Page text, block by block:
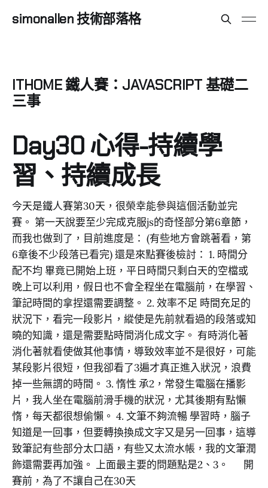
simonallen 技術部落格
ITHOME 鐵人賽：JAVASCRIPT 基礎二
三事
Day30 心得-持續學
習、持續成長
今天是鐵人賽第30天，很榮幸能參與這個活動並完
賽。 第一天說要至少完成克服js的奇怪部分第6章節，
而我也做到了，目前進度是： (有些地方會跳著看，第
6章後不少段落已看完) 還是來點賽後檢討： 1. 時間分
配不均 畢竟已開始上班，平日時間只剩白天的空檔或
晚上可以利用，假日也不會全程坐在電腦前，在學習、
筆記時間的拿捏還需要調整。 2. 效率不足 時間充足的
狀況下，看完一段影片，縱使是先前就看過的段落或知
曉的知識，還是需要點時間消化成文字。 有時消化著
消化著就看使做其他事情，導致效率並不是很好，可能
某段影片很短，但我卻看了3遍才真正進入狀況，浪費
掉一些無謂的時間。 3. 惰性 承2，常發生電腦在播影
片，我人坐在電腦前滑手機的狀況，尤其後期有點懶
惰，每天都很想偷懶。 4. 文筆不夠流暢 學習時，腦子
知道是一回事，但要轉換換成文字又是另一回事，這導
致筆記有些部分太口語，有些又太流水帳，我的文筆潤
飾還需要再加強。 上面最主要的問題點是2、3。 開
賽前，為了不讓自己在30天